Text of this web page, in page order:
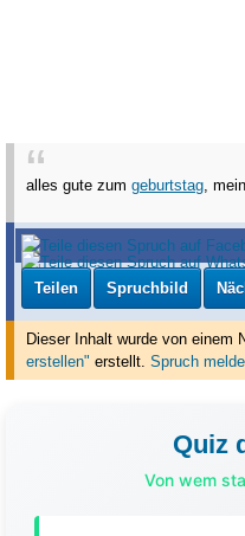
alles gute zum geburtstag,
Teilen Spruchbild
Dieser Inhalt wurde von einem
erstellen" erstellt. Spruch
Quiz
Von wem